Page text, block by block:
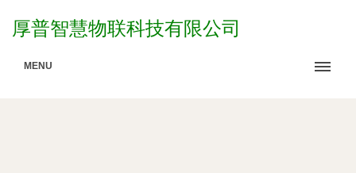
厚普智慧物联科技有限公司
MENU